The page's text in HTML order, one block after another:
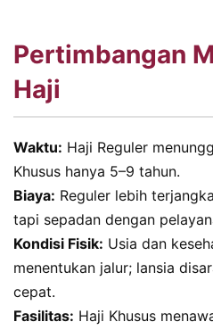
Pertimbangan
Haji
Waktu: Haji Reguler
Khusus hanya 5–9 tahun.
Biaya: Reguler lebih
tapi sepadan dengan
Kondisi Fisik: Usia dan
menentukan jalur; lansia
cepat.
Fasilitas: Haji Khusus